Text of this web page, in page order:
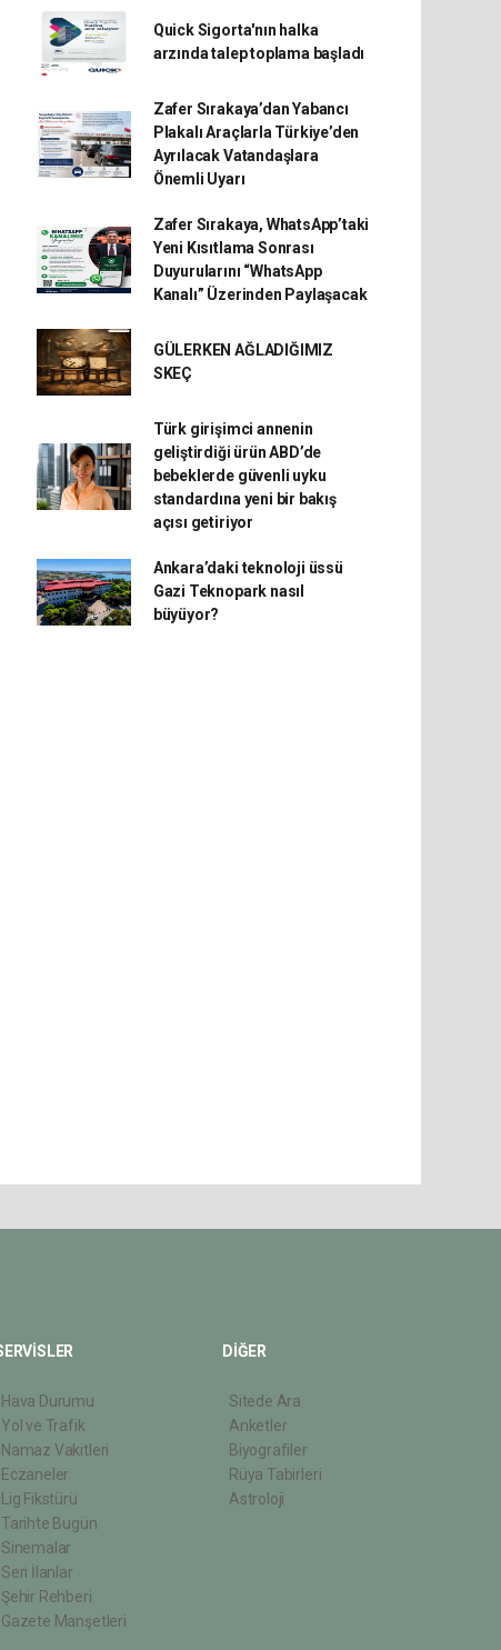
Quick Sigorta'nın halka
arzında talep toplama başladı
Zafer Sırakaya’dan Yabancı
Plakalı Araçlarla Türkiye’den
Ayrılacak Vatandaşlara
Önemli Uyarı
Zafer Sırakaya, WhatsApp’taki
Yeni Kısıtlama Sonrası
Duyurularını “WhatsApp
Kanalı” Üzerinden Paylaşacak
GÜLERKEN AĞLADIĞIMIZ
SKEÇ
Türk girişimci annenin
geliştirdiği ürün ABD’de
bebeklerde güvenli uyku
standardına yeni bir bakış
açısı getiriyor
Ankara’daki teknoloji üssü
Gazi Teknopark nasıl
büyüyor?
Hava Durumu
Yol ve Trafik
Namaz Vakitleri
Eczaneler
Lig Fikstürü
Tarihte Bugün
Sinemalar
Seri İlanlar
Şehir Rehberi
Gazete Manşetleri
DİĞER
Sitede Ara
Anketler
Biyografiler
Rüya Tabirleri
Astroloji